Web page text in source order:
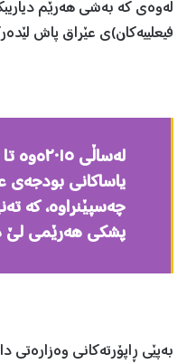
له‌وه‌ی كه‌ به‌شی هه‌رێم
فیعلییه‌كان)ی عێراق پاش
له‌ساڵی
یاساكانی بودجه‌ی
پشكی هه‌رێمی لێ
به‌پێی ڕاپۆرته‌كانی وه‌زاره‌تی